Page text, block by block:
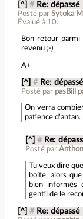
[^] # Re: dépassé
Posté par Sytoka
Évalué à 10.
Bon retour parmi
revenu ;-)
A+
[^] # Re: dépassé
Posté par pasBill
On verra
patience d'antan.
[^] # Re:
Posté par
Tu veux dire
boite, alors
bien informés
gentil de le
[^] # Re: dépassé